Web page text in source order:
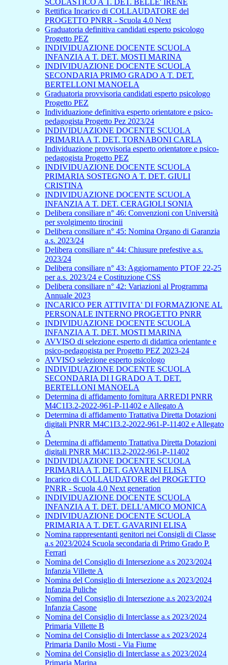
SCOLASTICO A T. DET. BELLE' IRENE
Rettifica Incarico di COLLAUDATORE del
PROGETTO PNRR - Scuola 4.0 Next
Graduatoria definitiva candidati esperto psicologo
Progetto PEZ
INDIVIDUAZIONE DOCENTE SCUOLA
INFANZIA A T. DET. MOSTI MARINA
INDIVIDUAZIONE DOCENTE SCUOLA
SECONDARIA PRIMO GRADO A T. DET.
BERTELLONI MANOELA
Graduatoria provvisoria candidati esperto psicologo
Progetto PEZ
Individuazione definitiva esperto orientatore e psico-
pedagogista Progetto Pez 2023/24
INDIVIDUAZIONE DOCENTE SCUOLA
PRIMARIA A T. DET. TORNABONI CARLA
Individuazione provvisoria esperto orientatore e psico-
pedagogista Progetto PEZ
INDIVIDUAZIONE DOCENTE SCUOLA
PRIMARIA SOSTEGNO A T. DET. GIULI
CRISTINA
INDIVIDUAZIONE DOCENTE SCUOLA
INFANZIA A T. DET. CERAGIOLI SONIA
Delibera consiliare n° 46: Convenzioni con Università
per svolgimento tirocinii
Delibera consiliare n° 45: Nomina Organo di Garanzia
a.s. 2023/24
Delibera consiliare n° 44: Chiusure prefestive a.s.
2023/24
Delibera consiliare n° 43: Aggiornamento PTOF 22-25
per a.s. 2023/24 e Costituzione CSS
Delibera consiliare n° 42: Variazioni al Programma
Annuale 2023
INCARICO PER ATTIVITA' DI FORMAZIONE AL
PERSONALE INTERNO PROGETTO PNRR
INDIVIDUAZIONE DOCENTE SCUOLA
INFANZIA A T. DET. MOSTI MARINA
AVVISO di selezione esperto di didattica orientante e
psico-pedagogista per Progetto PEZ 2023-24
AVVISO selezione esperto psicologo
INDIVIDUAZIONE DOCENTE SCUOLA
SECONDARIA DI I GRADO A T. DET.
BERTELLONI MANOELA
Determina di affidamento fornitura ARREDI PNRR
M4C1I3.2-2022-961-P-11402 e Allegato A
Determina di affidamento Trattativa Diretta Dotazioni
digitali PNRR M4C1I3.2-2022-961-P-11402 e Allegato
A
Determina di affidamento Trattativa Diretta Dotazioni
digitali PNRR M4C1I3.2-2022-961-P-11402
INDIVIDUAZIONE DOCENTE SCUOLA
PRIMARIA A T. DET. GAVARINI ELISA
Incarico di COLLAUDATORE del PROGETTO
PNRR - Scuola 4.0 Next generation
INDIVIDUAZIONE DOCENTE SCUOLA
INFANZIA A T. DET. DELL'AMICO MONICA
INDIVIDUAZIONE DOCENTE SCUOLA
PRIMARIA A T. DET. GAVARINI ELISA
Nomina rappresentanti genitori nei Consigli di Classe
a.s 2023/2024 Scuola secondaria di Primo Grado P.
Ferrari
Nomina del Consiglio di Intersezione a.s 2023/2024
Infanzia Villette A
Nomina del Consiglio di Intersezione a.s 2023/2024
Infanzia Puliche
Nomina del Consiglio di Intersezione a.s 2023/2024
Infanzia Casone
Nomina del Consiglio di Interclasse a.s 2023/2024
Primaria Villette B
Nomina del Consiglio di Interclasse a.s 2023/2024
Primaria Danilo Mosti - Via Fiume
Nomina del Consiglio di Interclasse a.s 2023/2024
Primaria Marina